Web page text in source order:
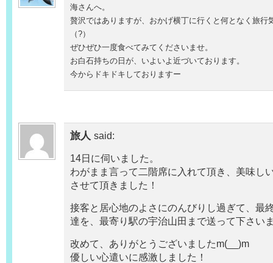
海さんへ。
贅沢ではありますが、おかげ横丁に行くと何となく旅行
（?）
ぜひぜひ一度食べてみてくださいませ。
お白石持ちの日が、いよいよ近づいております。
今からドキドキしておりますー
旅人 said:
14日に伺いました。
わがまま言って二階席に入れて頂き、美味し
させて頂きました！
接客と居心地のよさにのんびりし過ぎて、最
達を、最寄り駅の宇治山田まで送って下さい
改めて、ありがとうございましたm(__)m
優しい心遣いに感激しました！